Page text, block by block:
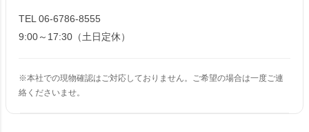
TEL 06-6786-8555
9:00～17:30（土日定休）
※本社での現物確認はご対応しておりません。ご希望の場合は一度ご連
絡くださいませ。